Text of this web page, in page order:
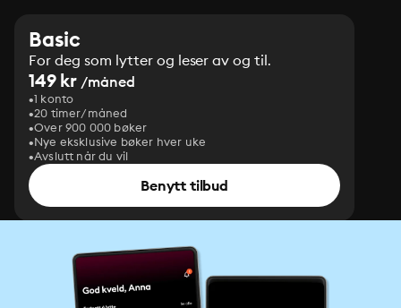
Basic
For deg som lytter og leser av og til.
149 kr /måned
1 konto
20 timer/måned
Over 900 000 bøker
Nye eksklusive bøker hver uke
Avslutt når du vil
Benytt tilbud